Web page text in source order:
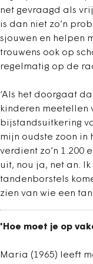
net gevraagd als
is dan niet zo’n
sjouwen en helpen
trouwens ook op
regelmatig op de
‘Als het doorgaat
kinderen meetellen
bijstandsuitkering
mijn oudste zoon in
verdient zo’n 1.200
uit, nou ja, net an.
tandenborstels
zien van wie een
'Hoe moet je op
Maria (1965) leeft